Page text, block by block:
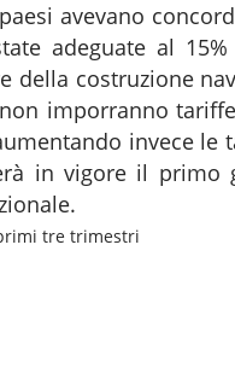
avevano
adeguate al
della costruzione
imporranno
invece le
in vigore il primo
tre trimestri